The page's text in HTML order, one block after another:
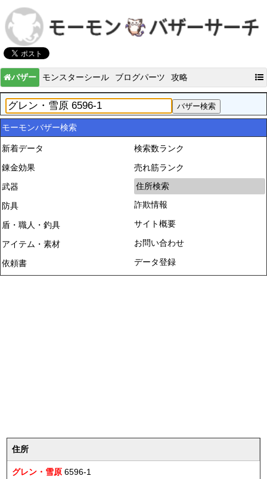
バザー モンスターシール ブログパーツ 攻略
モーモンバザー検索
新着データ
錬金効果
武器
防具
盾・職人・釣具
アイテム・素材
依頼書
検索数ランク
売れ筋ランク
住所検索
詐欺情報
サイト概要
お問い合わせ
データ登録
住所
グレン・雪原 6596-1